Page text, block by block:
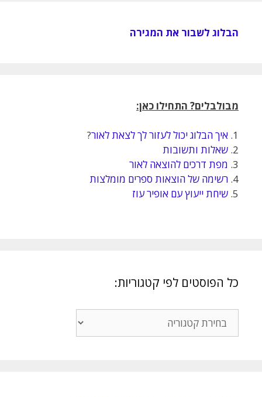
הבלוג לשבור את המגירה
מבולבלים? התחילו כאן:
1. איך הבלוג יכול לעזור לך לצאת לאור?
2. שאלות ותשובות
3. מפת דרכים להוצאה לאור
4. רשימה של הוצאות ספרים מומלצות
5. שיחת ייעוץ עם אופיר עוז
כל הפוסטים לפי קטגוריות:
הפוסטים